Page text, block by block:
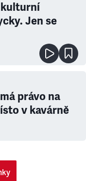
Jen se
právo na
v kavárně